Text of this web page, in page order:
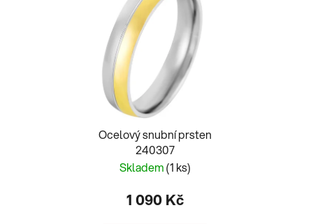
Ocelový snubní prsten
240307
Skladem(1 ks)
1 090 Kč